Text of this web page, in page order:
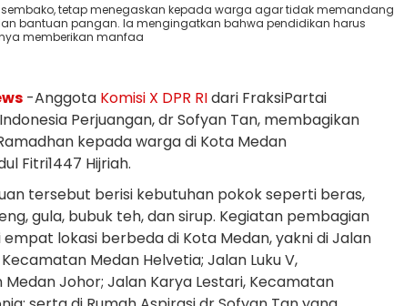
tetap menegaskan kepada warga agar tidak memandang
bantuan pangan. Ia mengingatkan bahwa pendidikan harus
memberikan manfaa
-Anggota Komisi X DPR RIdari FraksiPartai
Perjuangan, dr Sofyan Tan, membagikan
kepada warga di Kota Medan
Fitri1447 Hijriah.
tersebut berisi kebutuhan pokok seperti beras,
gula, bubuk teh, dan sirup. Kegiatan pembagian
empat lokasi berbeda di Kota Medan, yakni di Jalan
Kecamatan Medan Helvetia; Jalan Luku V,
Johor; Jalan Karya Lestari, Kecamatan